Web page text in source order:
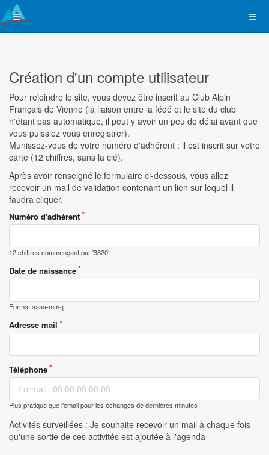
Création d'un compte utilisateur
Pour rejoindre le site, vous devez être inscrit au Club Alpin
Français de Vienne (la liaison entre la fédé et le site du club
n'étant pas automatique, il peut y avoir un peu de délai avant que
vous puissiez vous enregistrer).
Munissez-vous de votre numéro d'adhérent : il est inscrit sur votre
carte (12 chiffres, sans la clé).
Après avoir renseigné le formulaire ci-dessous, vous allez
recevoir un mail de validation contenant un lien sur lequel il
faudra cliquer.
Numéro d'adhérent
12 chiffres commençant par '3820'
Date de naissance
Format aaaa-mm-jj
Adresse mail
Téléphone
Plus pratique que l'email pour les échanges de dernières minutes
Activités surveillées : Je souhaite recevoir un mail à chaque fois
qu'une sortie de ces activités est ajoutée à l'agenda